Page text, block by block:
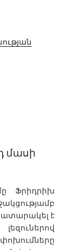
մասի
Ֆրիդրիխ
է